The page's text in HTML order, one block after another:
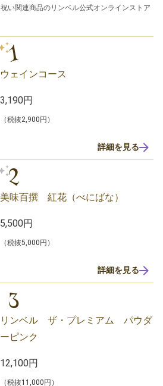
い関連商品のリンベル公式オンラインストア
1
ウェインコース
3,190円
（税抜2,900円）
詳細を見る
2
美味百撰 紅花（べにばな）
5,500円
（税抜5,000円）
詳細を見る
3
リンベル ザ・プレミアム パウダ
ーピンク
12,100円
（税抜11,000円）